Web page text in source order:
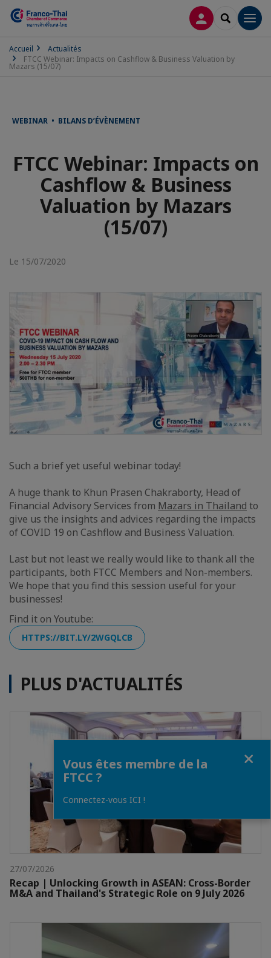
CONNEXION
Accueil
Actualités
FTCC Webinar: Impacts on Cashflow & Business Valuation by
Mazars (15/07)
WEBINAR • BILANS D’ÉVÈNEMENT
FTCC Webinar: Impacts on
Cashflow & Business
Valuation by Mazars
(15/07)
Le 15/07/2020
Such a brief yet useful webinar today!
A huge thank to Khun Prasen Chakraborty, Head of
Financial Advisory Services from Mazars in Thailand to
give us the insights and advices regarding the impacts
of COVID 19 on Cashflow and Business Valuation.
Last but not least we really would like to thank all the
participants, both FTCC Members and Non-members.
We hope that you find this session useful for your
businesses!
Find it on Youtube:
HTTPS://BIT.LY/2WGQLCB
PLUS D'ACTUALITÉS
27/07/2026
Recap | Unlocking Growth in ASEAN: Cross-Border
M&A and Thailand's Strategic Role on 9 July 2026
Vous êtes membre de la
FTCC ?
Connectez-vous ICI !